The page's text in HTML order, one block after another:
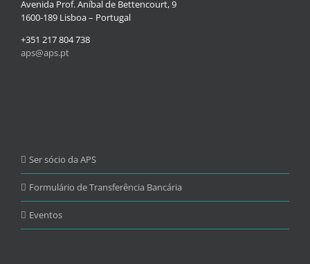
Avenida Prof. Aníbal de Bettencourt, 9
1600-189 Lisboa – Portugal
+351 217 804 738
aps@aps.pt
Ser sócio da APS
Formulário de Transferência Bancária
Eventos